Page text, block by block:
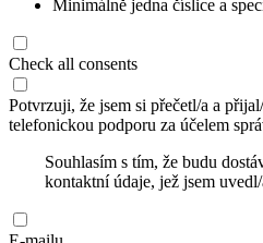
Minimálně jedna číslice a
Check all consents
Potvrzuji, že jsem si přečetl/a a
telefonickou podporu za účelem
Souhlasím s tím, že budu
kontaktní údaje, jež jsem